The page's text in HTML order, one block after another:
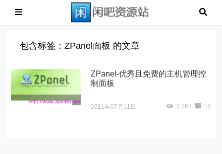
包含标签：ZPanel面板 的文章
ZPanel-优秀且免费的主机管理控
制面板
2011年07月11日 2.2K+ 12